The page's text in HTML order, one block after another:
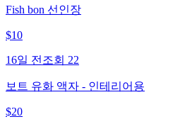
Fish bon 선인장
$10
16일 전 조회 22
보트 유화 액자 - 인테리어용
$20